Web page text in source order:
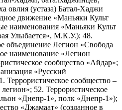
овлия (устаза) Батал-Хаджи
движение «Маньяки Культ
наименования «Маньяки Культ
Улыбается», М.К.У.); 48.
объединение Легион «Свобода
наименование «Легион
сообщество «Айдар»;
«Русский
Террористическое сообщество –
52. Террористическое
«Днепр-1», полк «Днепр-1»);
«Джамаат» (созданное в